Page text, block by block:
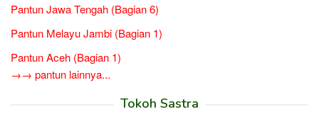
Pantun Jawa Tengah (Bagian 6)
Pantun Melayu Jambi (Bagian 1)
Pantun Aceh (Bagian 1)
→→ pantun lainnya...
Tokoh Sastra